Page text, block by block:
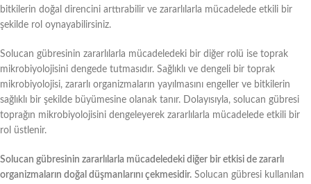
bitkilerin doğal direncini arttırabilir ve zararlılarla mücadelede etkili bir
şekilde rol oynayabilirsiniz.
Solucan gübresinin zararlılarla mücadeledeki bir diğer rolü ise toprak
mikrobiyolojisini dengede tutmasıdır. Sağlıklı ve dengeli bir toprak
mikrobiyolojisi, zararlı organizmaların yayılmasını engeller ve bitkilerin
sağlıklı bir şekilde büyümesine olanak tanır. Dolayısıyla, solucan gübresi
toprağın mikrobiyolojisini dengeleyerek zararlılarla mücadelede etkili bir
rol üstlenir.
Solucan gübresinin zararlılarla mücadeledeki diğer bir etkisi de zararlı
organizmaların doğal düşmanlarını çekmesidir. Solucan gübresi kullanılan